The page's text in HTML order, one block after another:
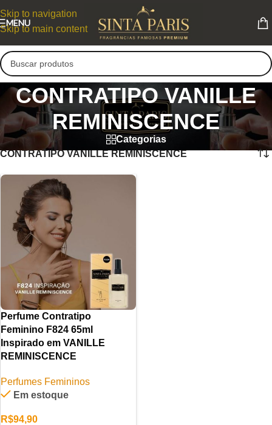
Skip to navigation
Skip to main content
MENU
CONTRATIPO VANILLE
REMINISCENCE
Categorias
CONTRATIPO VANILLE REMINISCENCE
Perfume Contratipo
Feminino F824 65ml
Inspirado em VANILLE
REMINISCENCE
Perfumes Femininos
Em estoque
R$94,90